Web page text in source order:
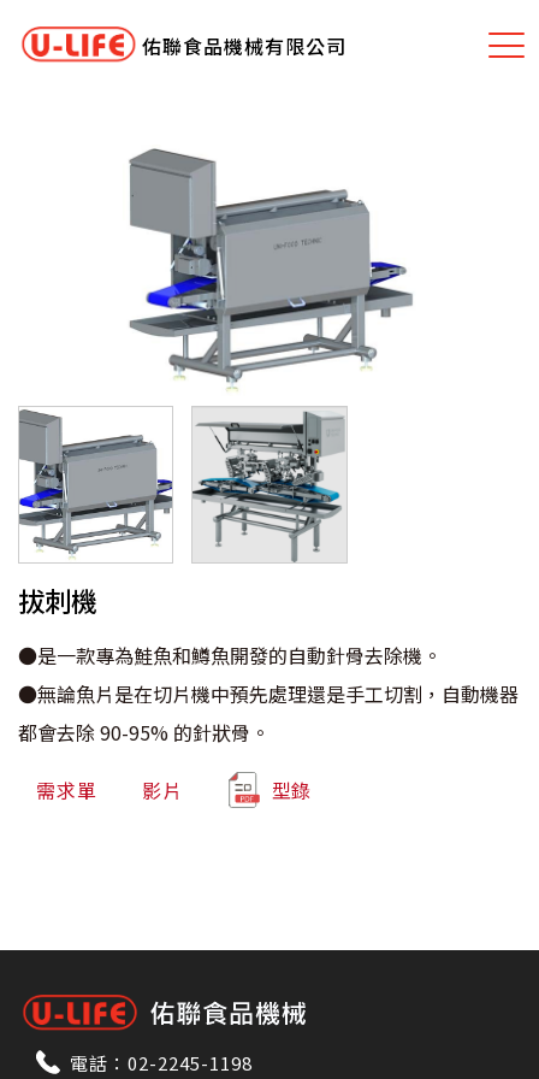
佑聯食品機械有限公司
拔刺機
●是一款專為鮭魚和鱒魚開發的自動針骨去除機。
●無論魚片是在切片機中預先處理還是手工切割，自動機器
都會去除 90-95% 的針狀骨。
需求單 影片 型錄
電話： 02-2245-1198